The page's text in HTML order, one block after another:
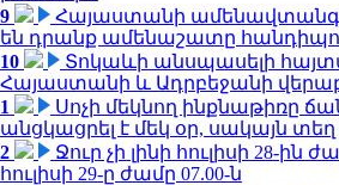
9
Հայաստանի
են դրանք ամենաշատը
10
Տոկաևի անսպասելի
Հայաստանի և Ադրբեջանի
1
Սոչի մեկնող ինքնաթիռը
անցկացրել է մեկ օր, սակայն տեղ
2
Ջուր չի լինի հուլիսի 28-ին
հուլիսի 29-ը ժամը 07.00-ն